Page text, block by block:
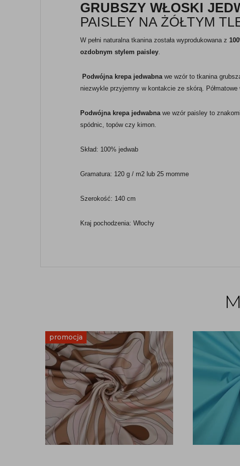
GRUBSZY WŁOSKI
PAISLEY NA ŻÓŁTYM
W pełni naturalna tkanina została wyprodukowana z
ozdobnym stylem paisley.
Podwójna krepa jedwabnawe wzór to tkanina
niezwykle przyjemny w kontakcie ze skórą.
Podwójna krepa jedwabnawe wzór paisley to
spódnic, topów czy kimon.
Skład: 100% jedwab
Gramatura: 120 g / m2 lub 25 momme
Szerokość: 140 cm
Kraj pochodzenia: Włochy
promocja